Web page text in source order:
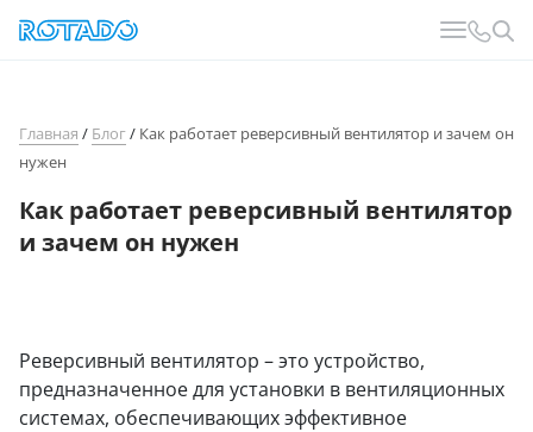
Главная / Блог/ Как работает реверсивный вентилятор и зачем он
нужен
Как работает реверсивный вентилятор
и зачем он нужен
Реверсивный вентилятор – это устройство,
предназначенное для установки в вентиляционных
системах, обеспечивающих эффективное